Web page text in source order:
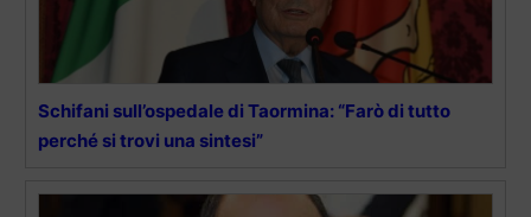
Schifani sull’ospedale di Taormina: “Farò di tutto
perché si trovi una sintesi”